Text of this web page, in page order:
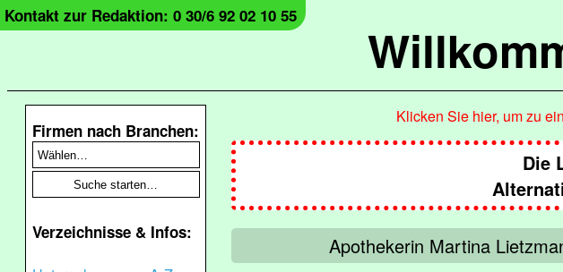
Kontakt zur Redaktion: 0 30/6 92 02 10 55
Firmen nach Branchen:
Verzeichnisse & Infos:
Klicken Sie hier, um zu
Die
Apothekerin Martina